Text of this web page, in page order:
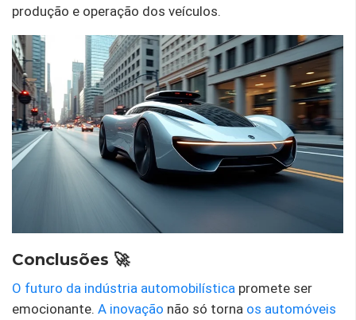
produção e operação dos veículos.
Conclusões 🚀
O futuro da indústria automobilística promete ser
emocionante. A inovação não só torna os automóveis